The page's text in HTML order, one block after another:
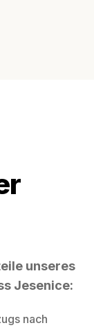
unseres
Jesenice:
nach